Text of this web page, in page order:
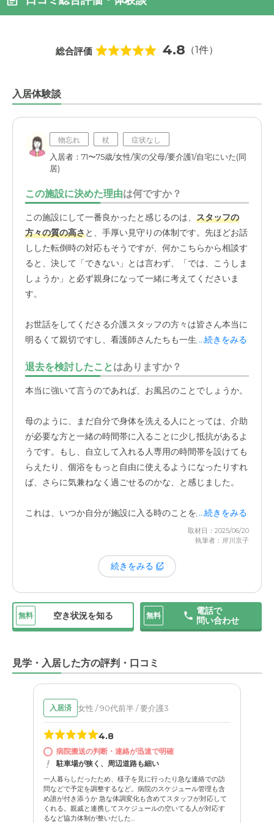
総合評価 4.8 （1件）
入居体験談
物忘れ 杖 症状なし
入居者：71〜75歳/女性/実の父母/要介護1/自宅にいた(同
居)
この施設に決めた理由は何ですか？
この施設にして一番良かったと感じるのは、 スタッフの
方々の質の高さと、手厚い見守りの体制です。先ほどお話
しした転倒時の対応もそうですが、何かこちらから相談す
ると、決して「できない」とは言わず、「では、こうしま
しょうか」と必ず親身になって一緒に考えてくださいま
す。
お世話をしてくださる介護スタッフの方々は皆さん本当に
明るくて親切ですし、看護師さんたちも一生懸命に対応し
育がしっかりとされているからなのだろうと感じていま
す。家族としては、大切な母を安心してお任せできる、こ
毎日の食事がとても美味しいことも、母にとっては大きな
喜びのようです。私も見学の際に厨房を拝見したのです
が、ちゃんと調理師の方々が
施設内の厨房で手作りされて
いるんです。施設によっては、外部で作られたものを温め
るだけ、という所もあると聞きますが、ここではいつも出
はもちろん、月に2回、有料ですが、海鮮丼などの特別メ
ニューや、行事の際には特別なご馳走が用意されたりしま
す。食事が単なる栄養摂取ではなく、「楽しみ」になって
感じます。
日々の
レクリエーションやイベントが非常に充実している
点も、この施設の大きな魅力です。コンサートや季節の行
かしらの催しが開かれていて、退屈することがありませ
ん。
最初は人見知りしていた母も、こうした活動を通じて自然
と他の入居者さんと交流する機会が増え、今では気の合う
お友達と談笑するまでになりました。家にいたら、おそら
くテレビを見て一日が終わっていたかもしれません。こう
した毎日の小さな刺激が、心身の健康を保つ上でとても大
...続きをみる
退去を検討したことはありますか？
本当に強いて言うのであれば、お風呂のことでしょうか。
母のように、まだ自分で身体を洗える人にとっては、介助
が必要な方と一緒の時間帯に入ることに少し抵抗があるよ
うです。もし、自立して入れる人専用の時間帯を設けても
らえたり、個浴をもっと自由に使えるようになったりすれ
ば、さらに気兼ねなく過ごせるのかな、と感じました。
これは、いつか自分が施設に入る時のことを想像した時
...続きをみる
取材日：2025/06/20
執筆者：岸川京子
続きをみる
無料 空き状況を知る 無料
電話で
問い合わせ
見学・入居した方の評判・口コミ
入居済 女性 / 90代前半 / 要介護3
4.8
病院搬送の判断・連絡が迅速で明確
駐車場が狭く、周辺道路も細い
一人暮らしだったため、様子を見に行ったり急な連絡での訪
問などで予定を調整するなど。病院のスケジュール管理も含
め誰が付き添うか 急な体調変化も含めてスタッフが対応して
くれる。親戚と連携してスケジュールの空いてる人が対応す
るなど協力体制が整いだした...